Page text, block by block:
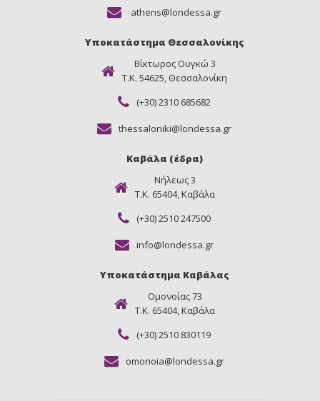
athens@londessa.gr
Υποκατάστημα Θεσσαλονίκης
Βίκτωρος Ουγκώ 3
Τ.Κ. 54625, Θεσσαλονίκη
(+30) 2310 685682
thessaloniki@londessa.gr
Καβάλα (έδρα)
Νήλεως 3
Τ.Κ. 65404, Καβάλα
(+30) 2510 247500
info@londessa.gr
Υποκατάστημα Καβάλας
Ομονοίας 73
Τ.Κ. 65404, Καβάλα
(+30) 2510 830119
omonoia@londessa.gr